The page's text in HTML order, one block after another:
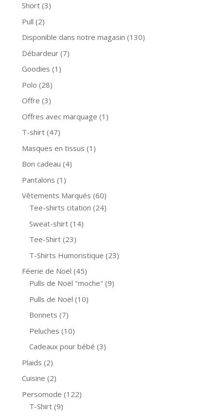
Short (3)
Pull (2)
Disponible dans notre magasin (130)
Débardeur (7)
Goodies (1)
Polo (28)
Offre (3)
Offres avec marquage (1)
T-shirt (47)
Masques en tissus (1)
Bon cadeau (4)
Pantalons (1)
Vêtements Marqués (60)
Tee-shirts citation (24)
Sweat-shirt (14)
Tee-Shirt (23)
T-Shirts Humoristique (23)
Féerie de Noël (45)
Pulls de Noël "moche" (9)
Pulls de Noël (10)
Bonnets (7)
Peluches (10)
Cadeaux pour bébé (3)
Plaids (2)
Cuisine (2)
Persomode (122)
T-Shirt (9)